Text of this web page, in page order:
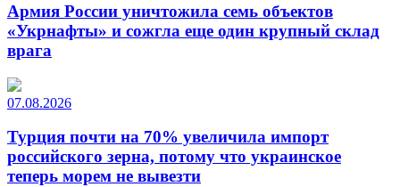
Армия России уничтожила семь объектов
«Укрнафты» и сожгла еще один крупный склад
врага
07.08.2026
Турция почти на 70% увеличила импорт
российского зерна, потому что украинское
теперь морем не вывезти